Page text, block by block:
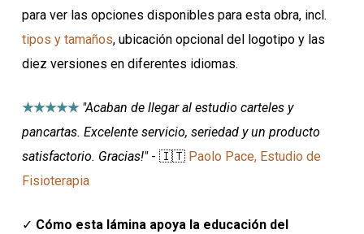
para ver las opciones disponibles para esta obra, incl.
tipos y tamaños, ubicación opcional del logotipo y las
diez versiones en diferentes idiomas.
★★★★★ "Acaban de llegar al estudio carteles y
pancartas. Excelente servicio, seriedad y un producto
satisfactorio. Gracias!"- 🇮🇹 Paolo Pace, Estudio de
Fisioterapia
✓ Cómo esta lámina apoya la educación del